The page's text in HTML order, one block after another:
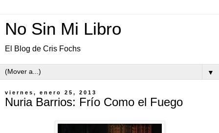
No Sin Mi Libro
El Blog de Cris Fochs
▼
viernes, enero 25, 2013
Nuria Barrios: Frío Como el Fuego